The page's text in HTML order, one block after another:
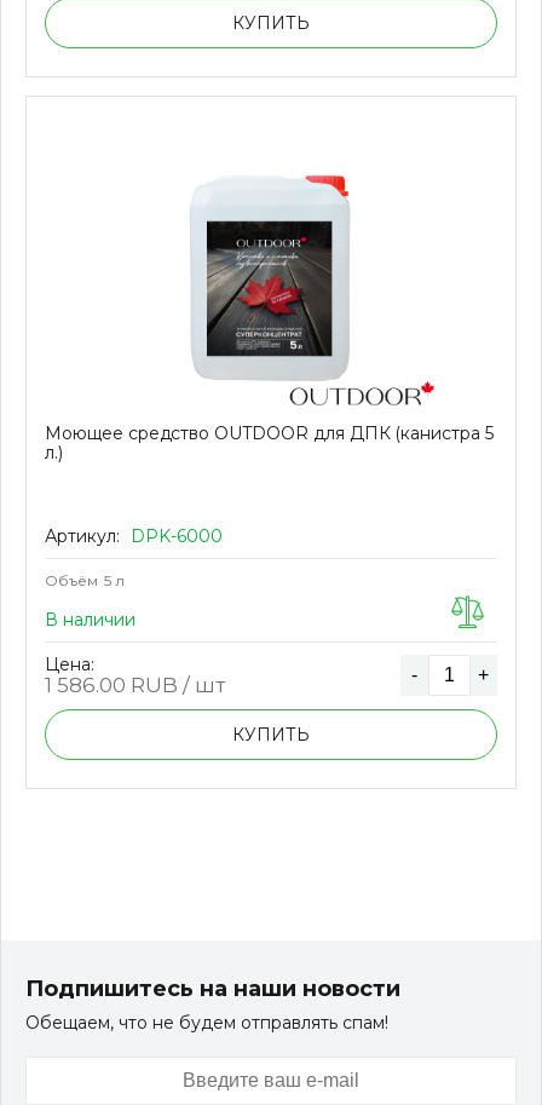
КУПИТЬ
Моющее средство OUTDOOR для ДПК (канистра 5
л.)
Артикул: DPK-6000
Объём 5 л
В наличии
Цена:
1 586.00 RUB / шт - +
КУПИТЬ
Подпишитесь на наши новости
Обещаем, что не будем отправлять спам!